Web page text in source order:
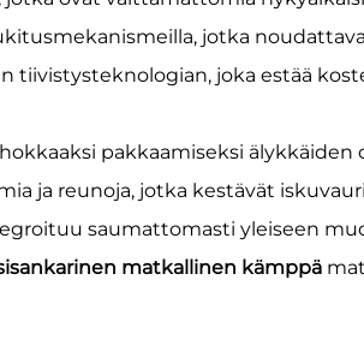
jotka
tiivistysteknologian, joka estää
pakkaamiseksi älykkäiden
ja reunoja, jotka kestävät
saumattomasti yleiseen
matkallinen kämppä